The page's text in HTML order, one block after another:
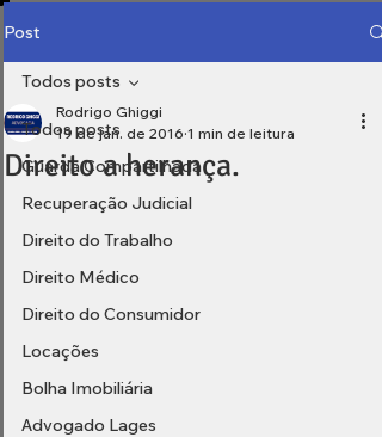
Post
Todos posts
Guarda Compartilhada
Recuperação Judicial
Direito do Trabalho
Direito Médico
Direito do Consumidor
Locações
Bolha Imobiliária
Advogado Lages
Todos posts
Direito a herança.
Rodrigo Ghiggi
19 de jan. de 2016 1 min de leitura